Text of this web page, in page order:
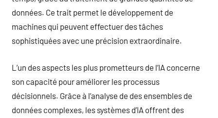
données. Ce trait permet le développement de
machines qui peuvent effectuer des tâches
sophistiquées avec une précision extraordinaire.
L’un des aspects les plus prometteurs de l’IA concerne
son capacité pour améliorer les processus
décisionnels. Grâce à l’analyse de des ensembles de
données complexes, les systèmes d’IA offrent des